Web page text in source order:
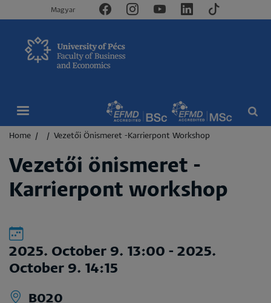
Magyar
Breadcrumb
Home Vezetői Önismeret -Karrierpont Workshop
Vezetői önismeret -
Karrierpont workshop
2025. October 9. 13:00 - 2025.
October 9. 14:15
B020